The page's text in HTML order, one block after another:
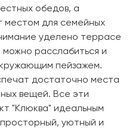
обедов, а
местом для семейных
уделено террасе
расслабиться и
пейзажем.
достаточно места
вещей. Все эти
"Клюква" идеальным
уютный и